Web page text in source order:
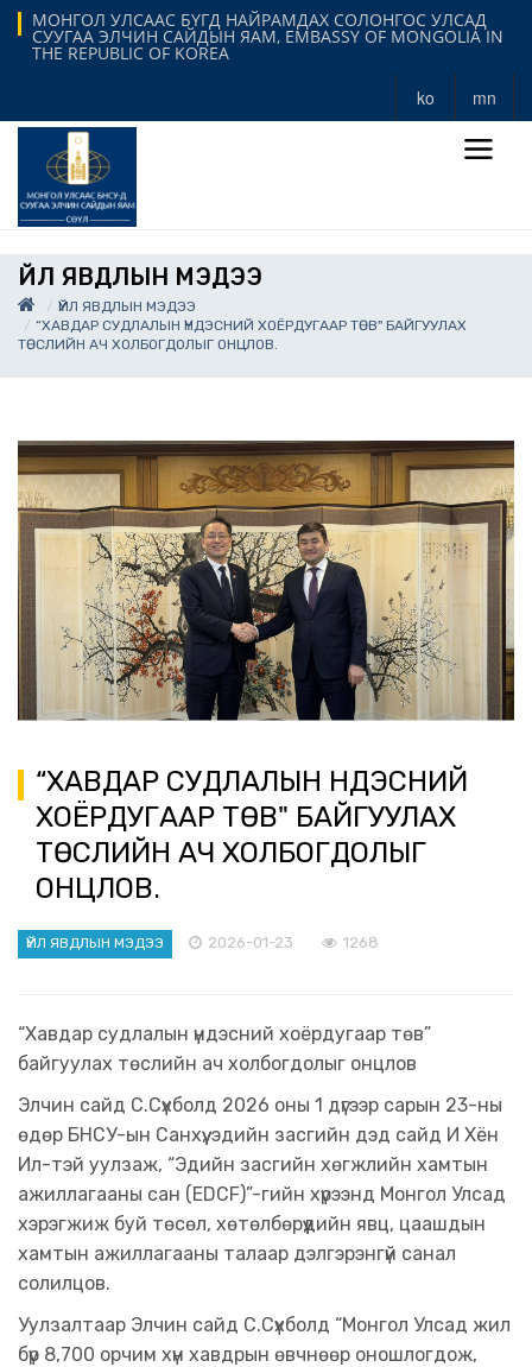
МОНГОЛ УЛСААС БҮГД НАЙРАМДАХ СОЛОНГОС УЛСАД
СУУГАА ЭЛЧИН САЙДЫН ЯАМ, EMBASSY OF MONGOLIA IN
THE REPUBLIC OF KOREA
ko mn
ҮЙЛ ЯВДЛЫН МЭДЭЭ
ҮЙЛ ЯВДЛЫН МЭДЭЭ
“ХАВДАР СУДЛАЛЫН ҮНДЭСНИЙ ХОЁРДУГААР ТӨВ" БАЙГУУЛАХ
ТӨСЛИЙН АЧ ХОЛБОГДОЛЫГ ОНЦЛОВ.
“ХАВДАР СУДЛАЛЫН ҮНДЭСНИЙ
ХОЁРДУГААР ТӨВ" БАЙГУУЛАХ
ТӨСЛИЙН АЧ ХОЛБОГДОЛЫГ
ОНЦЛОВ.
ҮЙЛ ЯВДЛЫН МЭДЭЭ 2026-01-23 1268
“Хавдар судлалын үндэсний хоёрдугаар төв”
байгуулах төслийн ач холбогдолыг онцлов
Элчин сайд С.Сүхболд 2026 оны 1 дүгээр сарын 23-ны
өдөр БНСУ-ын Санхүү, эдийн засгийн дэд сайд И Хён
Ил-тэй уулзаж, “Эдийн засгийн хөгжлийн хамтын
ажиллагааны сан (EDCF)”-гийн хүрээнд Монгол Улсад
хэрэгжиж буй төсөл, хөтөлбөрүүдийн явц, цаашдын
хамтын ажиллагааны талаар дэлгэрэнгүй санал
солилцов.
Уулзалтаар Элчин сайд С.Сүхболд “Монгол Улсад жил
бүр 8,700 орчим хүн хавдрын өвчнөөр оношлогдож,